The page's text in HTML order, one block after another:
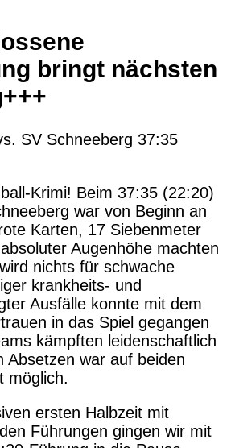
bringt nächsten
SV Schneeberg 37:35
Krimi! Beim 37:35 (22:20)
war von Beginn an
Karten, 17 Siebenmeter
Augenhöhe machten
nichts für schwache
krankheits- und
Ausfälle konnte mit dem
in das Spiel gegangen
kämpften leidenschaftlich
Absetzen war auf beiden
möglich.
ersten Halbzeit mit
Führungen gingen wir mit